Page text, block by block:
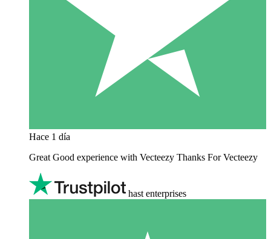
Hace 1 día
Great Good experience with Vecteezy Thanks For Vecteezy
hast enterprises